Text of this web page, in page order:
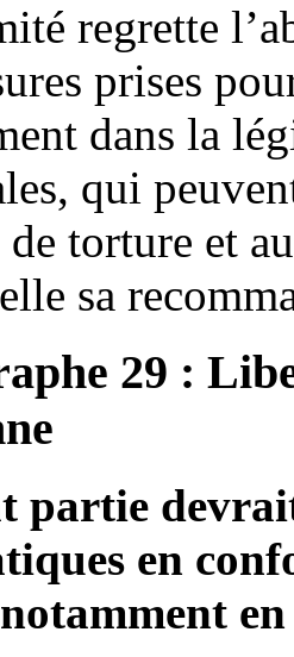
regrette
prises
dans la
qui
de torture et
sa
29 :
partie
en